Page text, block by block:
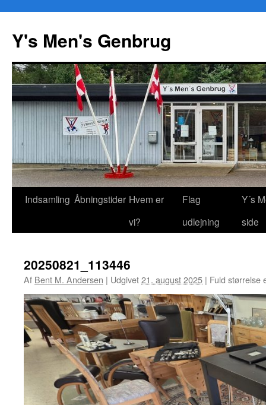
Y's Men's Genbrug
Hop
Indsamling Åbningstider Hvem er
vi?
Flag
udlejning
Y´s
side
20250821_113446
Af Bent M. Andersen | Udgivet21. august 2025 | Fuld størrelse